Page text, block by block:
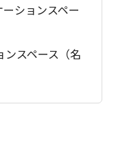
ションスペー
スペース（名